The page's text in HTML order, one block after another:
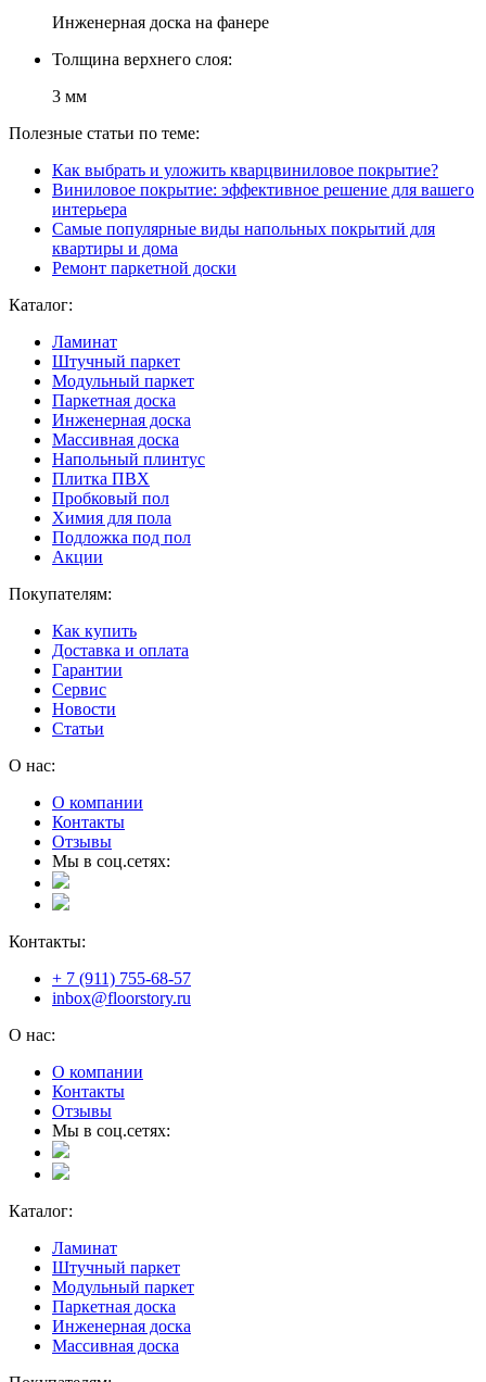
Инженерная доска на фанере
Толщина верхнего слоя:
3 мм
Полезные статьи по теме:
Как выбрать и уложить кварцвиниловое покрытие?
Виниловое покрытие: эффективное решение для вашего
интерьера
Самые популярные виды напольных покрытий для
квартиры и дома
Ремонт паркетной доски
Каталог:
Ламинат
Штучный паркет
Модульный паркет
Паркетная доска
Инженерная доска
Массивная доска
Напольный плинтус
Плитка ПВХ
Пробковый пол
Химия для пола
Подложка под пол
Акции
Покупателям:
Как купить
Доставка и оплата
Гарантии
Сервис
Новости
Статьи
О нас:
О компании
Контакты
Отзывы
Мы в соц.сетях:
Контакты:
+ 7 (911) 755-68-57
inbox@floorstory.ru
О нас:
О компании
Контакты
Отзывы
Мы в соц.сетях:
Каталог:
Ламинат
Штучный паркет
Модульный паркет
Паркетная доска
Инженерная доска
Массивная доска